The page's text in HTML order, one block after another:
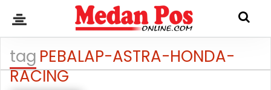
tag PEBALAP-ASTRA-HONDA-
RACING